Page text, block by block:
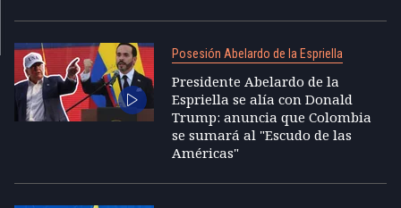
Posesión Abelardo de la Espriella
Presidente Abelardo de la
Espriella se alía con Donald
Trump: anuncia que Colombia
se sumará al "Escudo de las
Américas"